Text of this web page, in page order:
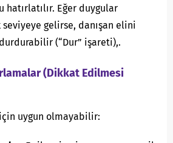
Eğer duygular
seviyeye gelirse, danışan elini
(“Dur” işareti),.
(Dikkat Edilmesi
uygun olmayabilir: